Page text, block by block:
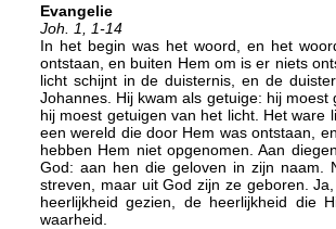
Evangelie
Joh. 1, 1-14
In het begin was het woord, en het
ontstaan, en buiten Hem om is er niets
licht schijnt in de duisternis, en de
Johannes. Hij kwam als getuige: hij
hij moest getuigen van het licht. Het ware
een wereld die door Hem was ontstaan,
hebben Hem niet opgenomen. Aan
God: aan hen die geloven in zijn naam.
streven, maar uit God zijn ze geboren.
heerlijkheid gezien, de heerlijkheid die
waarheid.